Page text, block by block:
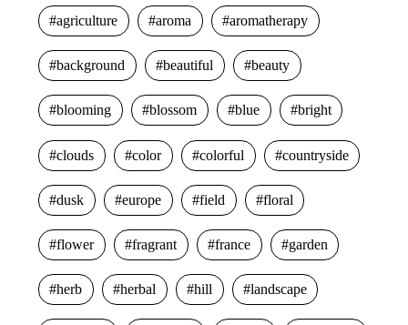
agriculture aroma aromatherapy
background beautiful beauty
blooming blossom blue bright
clouds color colorful countryside
dusk europe field floral
flower fragrant france garden
herb herbal hill landscape